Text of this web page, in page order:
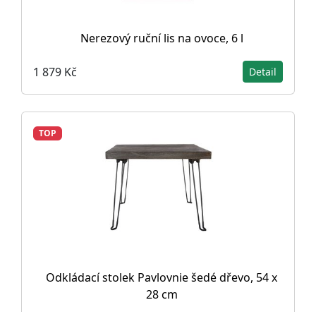
Nerezový ruční lis na ovoce, 6 l
1 879 Kč Detail
TOP
Odkládací stolek Pavlovnie šedé dřevo, 54 x
28 cm